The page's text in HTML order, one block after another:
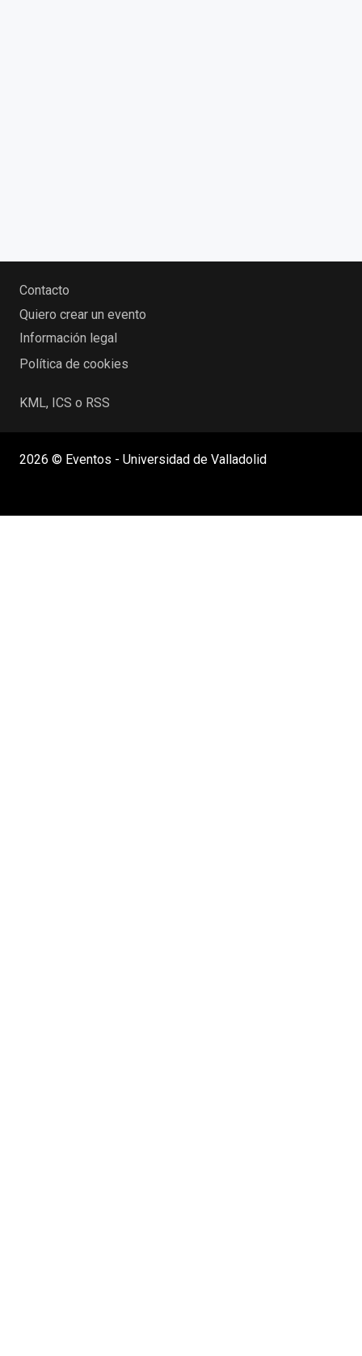
Contacto
Quiero crear un evento
Información legal
Política de cookies
KML, ICS o RSS
2026 © Eventos - Universidad de Valladolid